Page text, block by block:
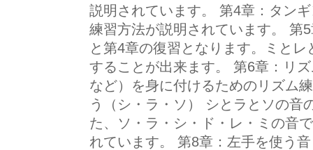
説明されています。 第4章：タン
練習方法が説明されています。 第
と第4章の復習となります。ミと
することが出来ます。 第6章：リ
など）を身に付けるためのリズム
う（シ・ラ・ソ） シとラとソの音
た、ソ・ラ・シ・ド・レ・ミの音
れています。 第8章：左手を使う